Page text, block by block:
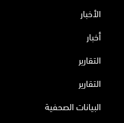
الأخبار
أخبار
التقارير
التقارير
البيانات الصحفية